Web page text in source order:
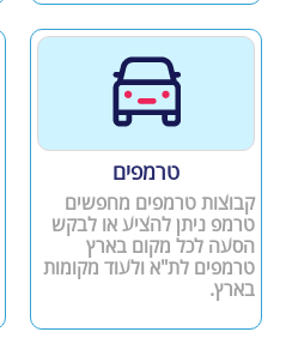
טרמפים
קבוצות טרמפים מחפשים
טרמפ ניתן להציע או לבקש
הסעה לכל מקום בארץ
טרמפים לת"א ולעוד מקומות
בארץ.